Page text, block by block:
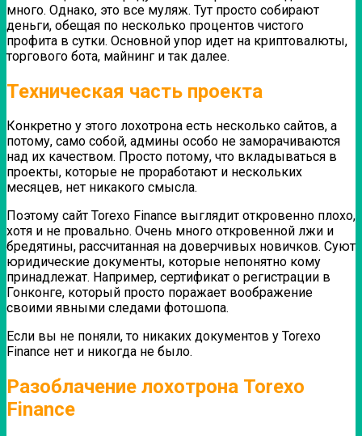
много. Однако, это все муляж. Тут просто собирают
деньги, обещая по несколько процентов чистого
профита в сутки. Основной упор идет на криптовалюты,
торгового бота, майнинг и так далее.
Техническая часть проекта
Конкретно у этого лохотрона есть несколько сайтов, а
потому, само собой, админы особо не заморачиваются
над их качеством. Просто потому, что вкладываться в
проекты, которые не проработают и нескольких
месяцев, нет никакого смысла.
Поэтому сайт Torexo Finance выглядит откровенно плохо,
хотя и не провально. Очень много откровенной лжи и
бредятины, рассчитанная на доверчивых новичков. Суют
юридические документы, которые непонятно кому
принадлежат. Например, сертификат о регистрации в
Гонконге, который просто поражает воображение
своими явными следами фотошопа.
Если вы не поняли, то никаких документов у Torexo
Finance нет и никогда не было.
Разоблачение лохотрона Torexo
Finance